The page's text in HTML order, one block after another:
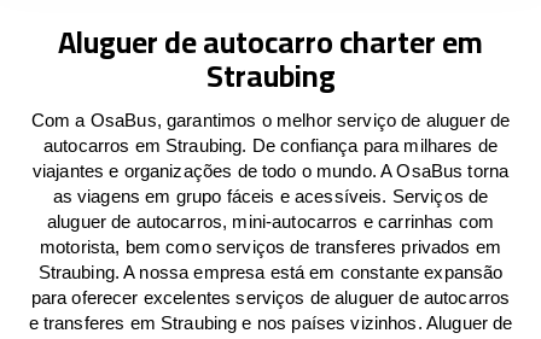
Aluguer de autocarro charter em
Straubing
Com a OsaBus, garantimos o melhor serviço de aluguer de
autocarros em Straubing. De confiança para milhares de
viajantes e organizações de todo o mundo. A OsaBus torna
as viagens em grupo fáceis e acessíveis. Serviços de
aluguer de autocarros, mini-autocarros e carrinhas com
motorista, bem como serviços de transferes privados em
Straubing. A nossa empresa está em constante expansão
para oferecer excelentes serviços de aluguer de autocarros
e transferes em Straubing e nos países vizinhos. Aluguer de